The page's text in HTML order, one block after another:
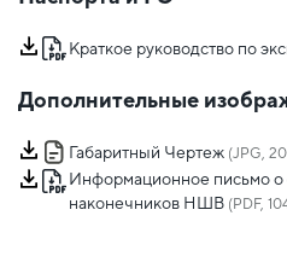
Краткое руководство по
Дополнительные
Габаритный Чертеж (JPG,
Информационное письмо о
наконечников НШВ (PDF,